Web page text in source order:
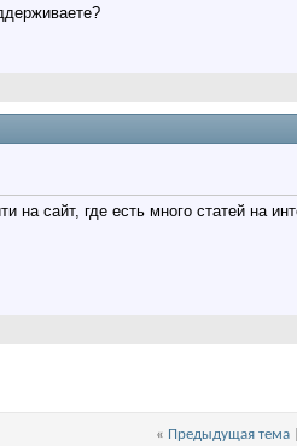
на сайт, где есть много статей на
« Предыдущая тема